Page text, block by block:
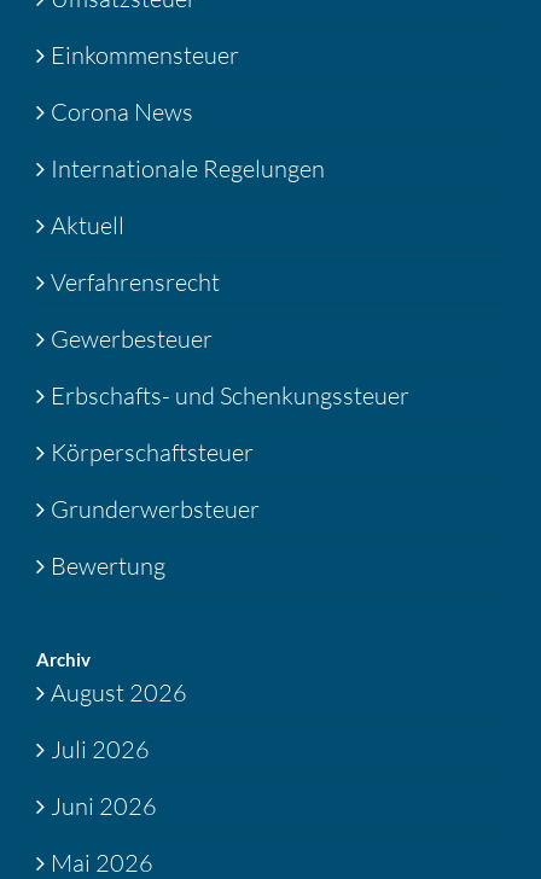
Einkommensteuer
Corona News
Internationale Regelungen
Aktuell
Verfahrensrecht
Gewerbesteuer
Erbschafts- und Schenkungssteuer
Körperschaftsteuer
Grunderwerbsteuer
Bewertung
Archiv
August 2026
Juli 2026
Juni 2026
Mai 2026